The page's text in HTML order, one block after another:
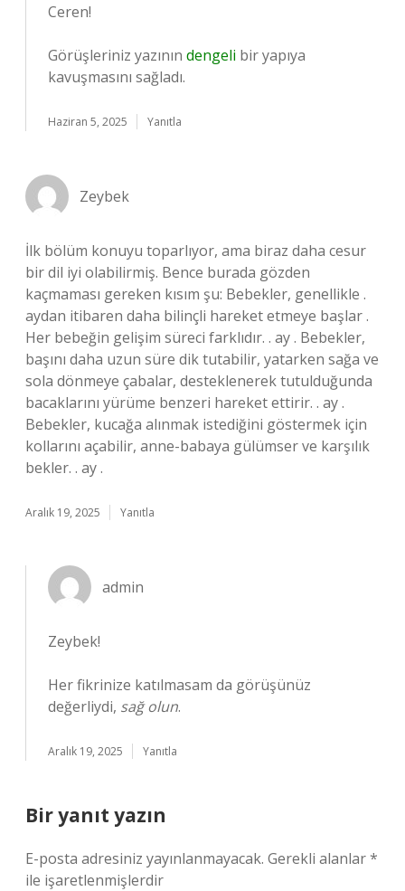
Ceren!
Görüşleriniz yazının dengeli bir yapıya
kavuşmasını sağladı.
Haziran 5, 2025 Yanıtla
Zeybek
İlk bölüm konuyu toparlıyor, ama biraz daha cesur
bir dil iyi olabilirmiş. Bence burada gözden
kaçmaması gereken kısım şu: Bebekler, genellikle .
aydan itibaren daha bilinçli hareket etmeye başlar .
Her bebeğin gelişim süreci farklıdır. . ay . Bebekler,
başını daha uzun süre dik tutabilir, yatarken sağa ve
sola dönmeye çabalar, desteklenerek tutulduğunda
bacaklarını yürüme benzeri hareket ettirir. . ay .
Bebekler, kucağa alınmak istediğini göstermek için
kollarını açabilir, anne-babaya gülümser ve karşılık
bekler. . ay .
Aralık 19, 2025 Yanıtla
admin
Zeybek!
Her fikrinize katılmasam da görüşünüz
değerliydi, sağ olun.
Aralık 19, 2025 Yanıtla
Bir yanıt yazın
E-posta adresiniz yayınlanmayacak. Gerekli alanlar*
ile işaretlenmişlerdir